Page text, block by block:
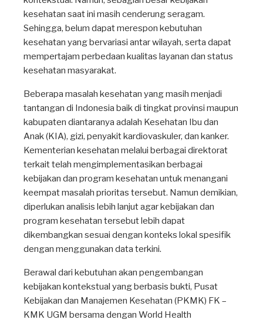
kesehatan saat ini masih cenderung seragam.
Sehingga, belum dapat merespon kebutuhan
kesehatan yang bervariasi antar wilayah, serta dapat
mempertajam perbedaan kualitas layanan dan status
kesehatan masyarakat.
Beberapa masalah kesehatan yang masih menjadi
tantangan di Indonesia baik di tingkat provinsi maupun
kabupaten diantaranya adalah Kesehatan Ibu dan
Anak (KIA), gizi, penyakit kardiovaskuler, dan kanker.
Kementerian kesehatan melalui berbagai direktorat
terkait telah mengimplementasikan berbagai
kebijakan dan program kesehatan untuk menangani
keempat masalah prioritas tersebut. Namun demikian,
diperlukan analisis lebih lanjut agar kebijakan dan
program kesehatan tersebut lebih dapat
dikembangkan sesuai dengan konteks lokal spesifik
dengan menggunakan data terkini.
Berawal dari kebutuhan akan pengembangan
kebijakan kontekstual yang berbasis bukti, Pusat
Kebijakan dan Manajemen Kesehatan (PKMK) FK –
KMK UGM bersama dengan World Health